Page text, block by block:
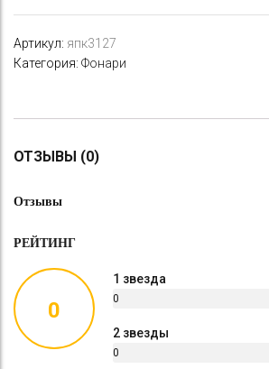
Артикул: япк3127
Категория: Фонари
ОТЗЫВЫ (0)
Отзывы
РЕЙТИНГ
0
1 звезда
0
2 звезды
0